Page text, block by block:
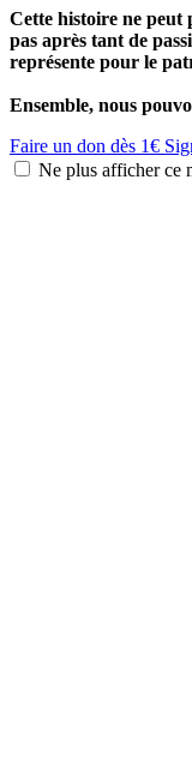
Cette histoire ne peut
pas après tant de
représente pour le
Ensemble, nous
Faire un don dès 1€
Ne plus afficher ce